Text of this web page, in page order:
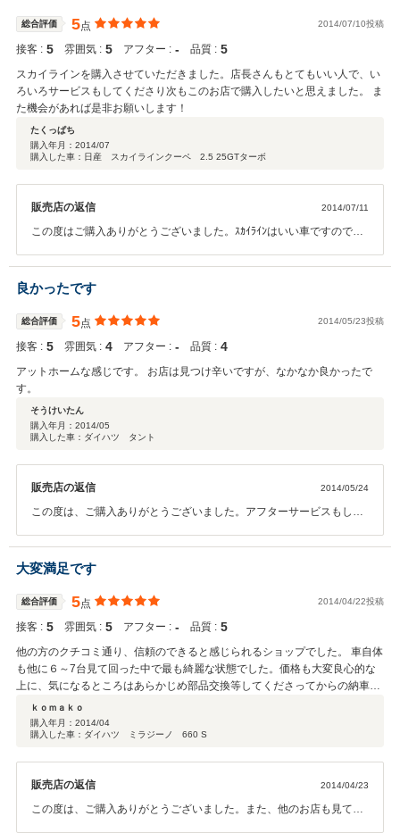
総合評価 5点 2014/07/10投稿
接客 : 5 雰囲気 : 5 アフター : ‐ 品質 : 5
スカイラインを購入させていただきました。店長さんもとてもいい人で、い
ろいろサービスもしてくださり次もこのお店で購入したいと思えました。 ま
た機会があれば是非お願いします！
たくっぱち
購入年月： 2014/07
購入した車：日産 スカイラインクーペ 2.5 25GTターボ
販売店の返信 2014/07/11
この度はご購入ありがとうございました。ｽｶｲﾗｲﾝはいい車ですので、
れば相談に乗りますので、お気軽にご連絡ください。
良かったです
総合評価 5点 2014/05/23投稿
接客 : 5 雰囲気 : 4 アフター : ‐ 品質 : 4
アットホームな感じです。 お店は見つけ辛いですが、なかなか良かったで
す。
そうけいたん
購入年月： 2014/05
購入した車：ダイハツ タント
販売店の返信 2014/05/24
この度は、ご購入ありがとうございました。アフターサービスもして
に乗りますので御気軽に御連絡ください。
大変満足です
総合評価 5点 2014/04/22投稿
接客 : 5 雰囲気 : 5 アフター : ‐ 品質 : 5
他の方のクチコミ通り、信頼のできると感じられるショップでした。 車自体
も他に６～7台見て回った中で最も綺麗な状態でした。価格も大変良心的な
上に、気になるところはあらかじめ部品交換等してくださってからの納車で
した。 特に保証等は付いていないとのことでしたが、不安を感じさせない対
応で今後何かあれば気軽に相談できそうだと思いました。 永く大切に乗らせ
ていただきます。
ｋｏｍａｋｏ
購入年月： 2014/04
購入した車：ダイハツ ミラジーノ 660 S
販売店の返信 2014/04/23
この度は、ご購入ありがとうございました。また、他のお店も見てい